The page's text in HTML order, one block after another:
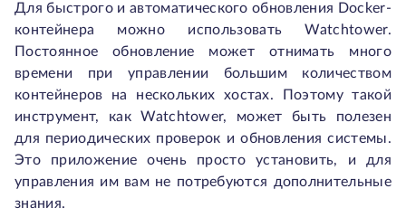
Для быстрого и автоматического обновления Docker-
контейнера можно использовать Watchtower.
Постоянное обновление может отнимать много
времени при управлении большим количеством
контейнеров на нескольких хостах. Поэтому такой
инструмент, как Watchtower, может быть полезен
для периодических проверок и обновления системы.
Это приложение очень просто установить, и для
управления им вам не потребуются дополнительные
знания.